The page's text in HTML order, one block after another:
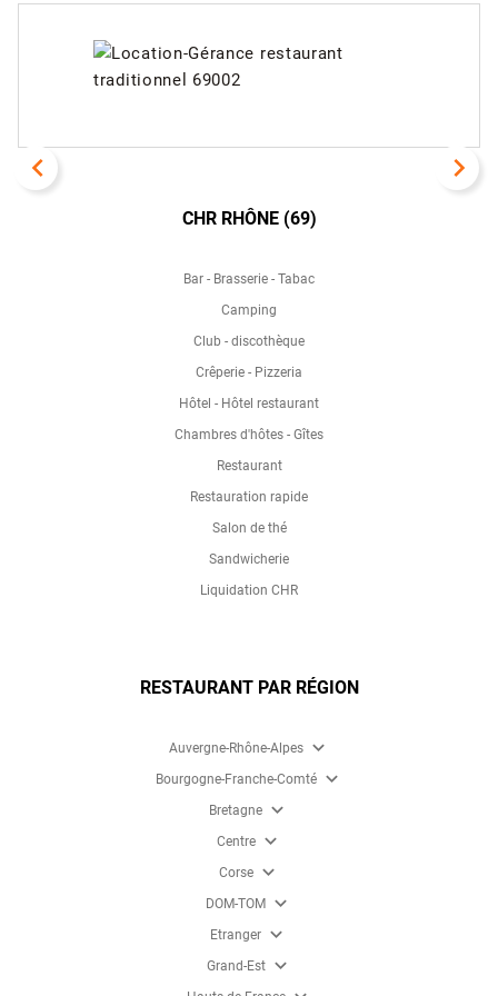
navigate_before navigate_next
CHR RHÔNE (69)
Bar - Brasserie - Tabac
Camping
Club - discothèque
Crêperie - Pizzeria
Hôtel - Hôtel restaurant
Chambres d'hôtes - Gîtes
Restaurant
Restauration rapide
Salon de thé
Sandwicherie
Liquidation CHR
RESTAURANT PAR RÉGION
Auvergne-Rhône-Alpes expand_more
Bourgogne-Franche-Comté expand_more
Bretagne expand_more
Centre expand_more
Corse expand_more
DOM-TOM expand_more
Etranger expand_more
Grand-Est expand_more